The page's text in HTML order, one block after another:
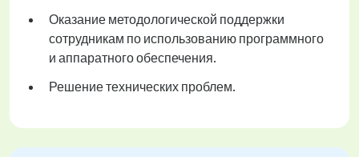
Оказание методологической поддержки
сотрудникам по использованию программного
и аппаратного обеспечения.
Решение технических проблем.